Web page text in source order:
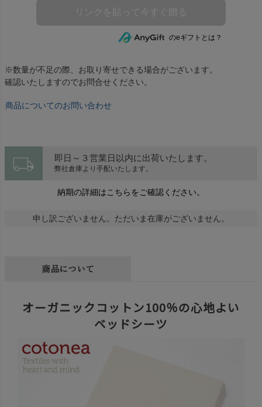
のeギフトとは？
※数量が不足の際、お取り寄せできる場合がございます。
確認いたしますのでお問合せください。
商品についてのお問い合わせ
local_shipping 即日～３営業日以内に出荷いたします。
弊社倉庫より手配いたします。
納期の詳細はこちらをご確認ください。
申し訳ございません。ただいま在庫がございません。
商品について
オーガニックコットン100％の心地よい
ベッドシーツ